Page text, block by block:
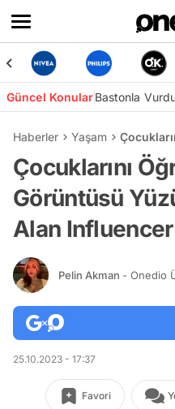
Güncel KonularBastonla
Haberler Yaşam
Çocuklarını
Görüntüsü
Alan Influencer
Pelin Akman - Onedio
25.10.2023 - 17:37
Favori